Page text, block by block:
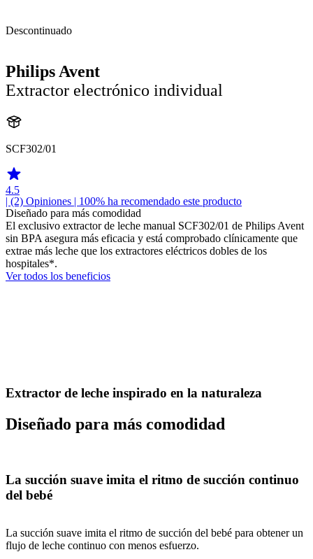
Descontinuado
Philips Avent
Extractor electrónico individual
SCF302/01
4.5
| (2) Opiniones | 100% ha recomendado este producto
Diseñado para más comodidad
El exclusivo extractor de leche manual SCF302/01 de Philips Avent
sin BPA asegura más eficacia y está comprobado clínicamente que
extrae más leche que los extractores eléctricos dobles de los
hospitales*.
Ver todos los beneficios
Extractor de leche inspirado en la naturaleza
Diseñado para más comodidad
La succión suave imita el ritmo de succión continuo
del bebé
La succión suave imita el ritmo de succión del bebé para obtener un
flujo de leche continuo con menos esfuerzo.